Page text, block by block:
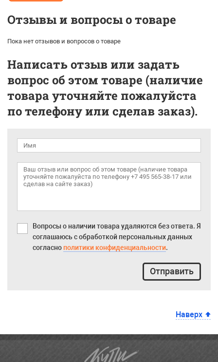
Отзывы и вопросы о товаре
Пока нет отзывов и вопросов о товаре
Написать отзыв или задать
вопрос об этом товаре (наличие
товара уточняйте пожалуйста
по телефону или сделав заказ).
Вопросы о наличии товара удаляются без ответа. Я
соглашаюсь с обработкой персональных данных
согласно политики конфиденциальности.
Отправить
Наверх